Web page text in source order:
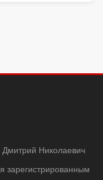
Дмитрий Николаевич
зарегистрированным